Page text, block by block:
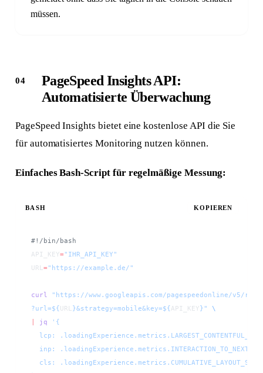
müssen.
PageSpeed Insights API:
Automatisierte Überwachung
PageSpeed Insights bietet eine kostenlose API die Sie
für automatisiertes Monitoring nutzen können.
Einfaches Bash-Script für regelmäßige Messung:
BASH KOPIEREN
#!/bin/bash
API_KEY= "IHR_API_KEY"
URL = "https://example.de/"
curl
"https://www.googleapis.com/pagespeedonline/v5/
?url=${URL }&strategy=mobile&key=${API_KEY}"
\
jq '{
lcp:
inp:
cls: